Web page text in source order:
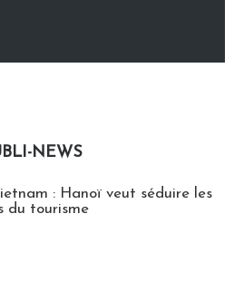
NEWS
: Hanoï veut séduire les
du tourisme